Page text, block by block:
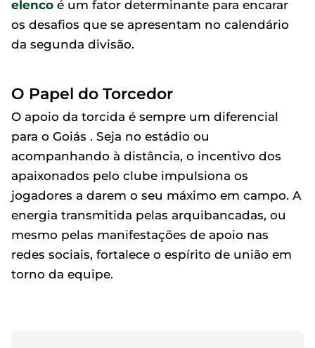
elenco é um fator determinante para encarar
os desafios que se apresentam no calendário
da segunda divisão.
O Papel do Torcedor
O apoio da torcida é sempre um diferencial
para o Goiás . Seja no estádio ou
acompanhando à distância, o incentivo dos
apaixonados pelo clube impulsiona os
jogadores a darem o seu máximo em campo. A
energia transmitida pelas arquibancadas, ou
mesmo pelas manifestações de apoio nas
redes sociais, fortalece o espírito de união em
torno da equipe.